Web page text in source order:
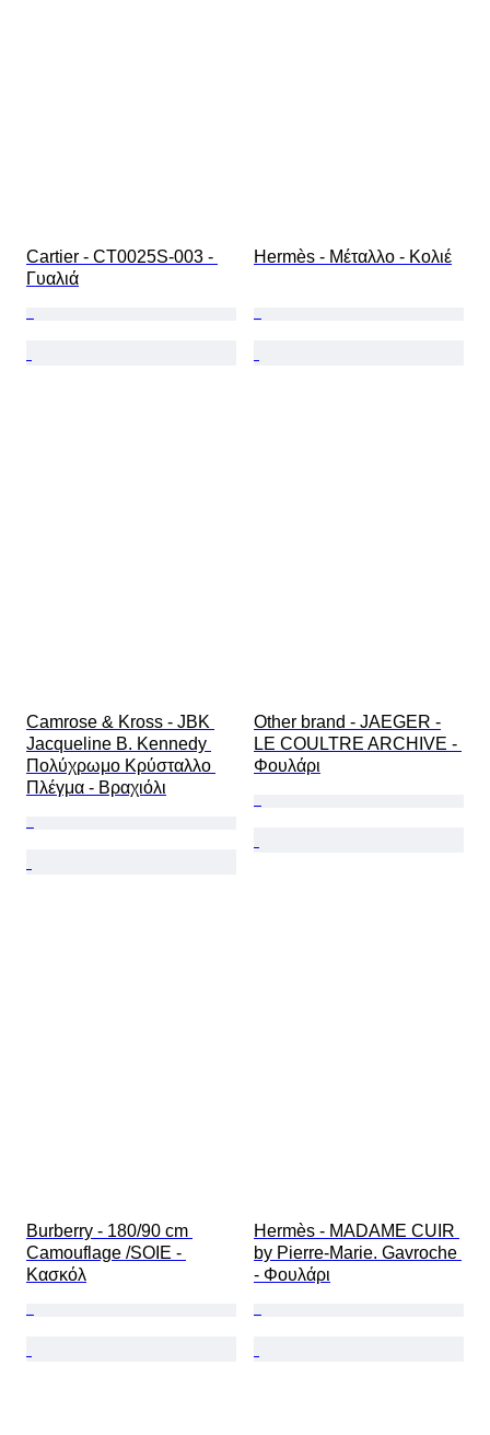
Cartier - CT0025S-003 -
Γυαλιά
Hermès - Μέταλλο - Κολιέ
Camrose & Kross - JBK
Jacqueline B. Kennedy
Πολύχρωμο Κρύσταλλο
Πλέγμα - Βραχιόλι
Other brand - JAEGER -
LE COULTRE ARCHIVE -
Φουλάρι
Burberry - 180/90 cm
Camouflage /SOIE -
Κασκόλ
Hermès - MADAME CUIR
by Pierre-Marie. Gavroche
- Φουλάρι